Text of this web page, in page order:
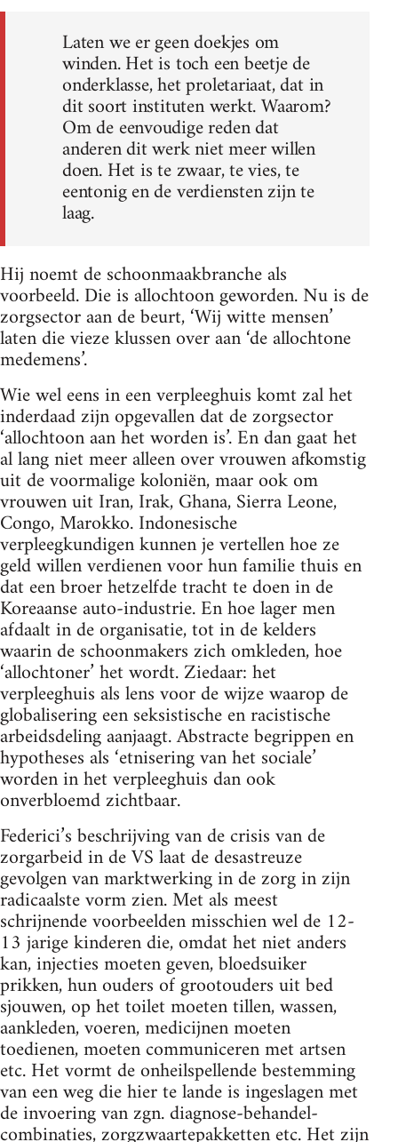
Laten we er geen doekjes om
winden. Het is toch een beetje de
onderklasse, het proletariaat, dat in
dit soort instituten werkt. Waarom?
Om de eenvoudige reden dat
anderen dit werk niet meer willen
doen. Het is te zwaar, te vies, te
eentonig en de verdiensten zijn te
laag.
Hij noemt de schoonmaakbranche als
voorbeeld. Die is allochtoon geworden. Nu is de
zorgsector aan de beurt, ‘Wij witte mensen’
laten die vieze klussen over aan ‘de allochtone
medemens’.
Wie wel eens in een verpleeghuis komt zal het
inderdaad zijn opgevallen dat de zorgsector
‘allochtoon aan het worden is’. En dan gaat het
al lang niet meer alleen over vrouwen afkomstig
uit de voormalige koloniën, maar ook om
vrouwen uit Iran, Irak, Ghana, Sierra Leone,
Congo, Marokko. Indonesische
verpleegkundigen kunnen je vertellen hoe ze
geld willen verdienen voor hun familie thuis en
dat een broer hetzelfde tracht te doen in de
Koreaanse auto-industrie. En hoe lager men
afdaalt in de organisatie, tot in de kelders
waarin de schoonmakers zich omkleden, hoe
‘allochtoner’ het wordt. Ziedaar: het
verpleeghuis als lens voor de wijze waarop de
globalisering een seksistische en racistische
arbeidsdeling aanjaagt. Abstracte begrippen en
hypotheses als ‘etnisering van het sociale’
worden in het verpleeghuis dan ook
onverbloemd zichtbaar.
Federici’s beschrijving van de crisis van de
zorgarbeid in de VS laat de desastreuze
gevolgen van marktwerking in de zorg in zijn
radicaalste vorm zien. Met als meest
schrijnende voorbeelden misschien wel de 12-
13 jarige kinderen die, omdat het niet anders
kan, injecties moeten geven, bloedsuiker
prikken, hun ouders of grootouders uit bed
sjouwen, op het toilet moeten tillen, wassen,
aankleden, voeren, medicijnen moeten
toedienen, moeten communiceren met artsen
etc. Het vormt de onheilspellende bestemming
van een weg die hier te lande is ingeslagen met
de invoering van zgn. diagnose-behandel-